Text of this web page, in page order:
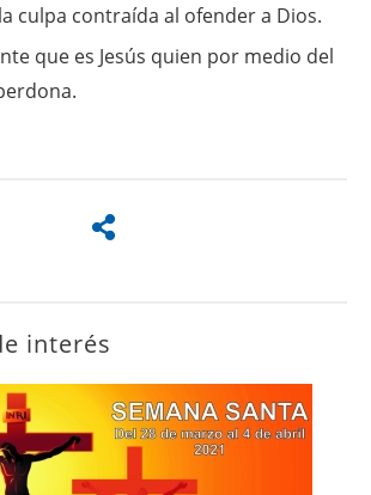
culpa contraída al ofender a Dios.
que es Jesús quien por medio del
interés